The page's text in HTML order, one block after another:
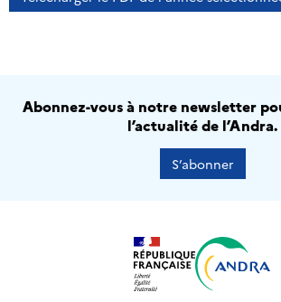
Abonnez-vous à notre newsletter
l’actualité de l’Andra.
S’abonner